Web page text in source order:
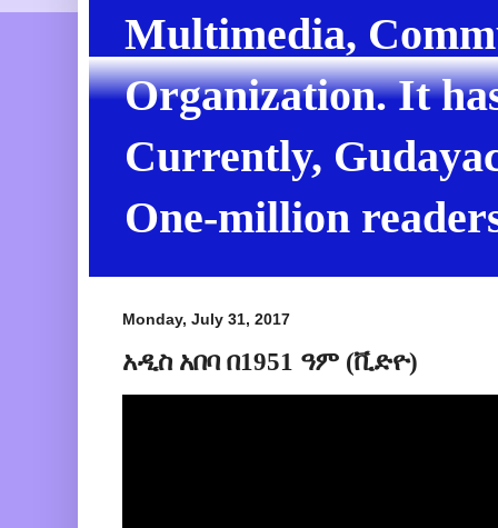
Multimedia,
Organization. It
Currently,
One-million
Monday, July 31, 2017
አዲስ አበባ በ1951 ዓም (ቪድዮ)